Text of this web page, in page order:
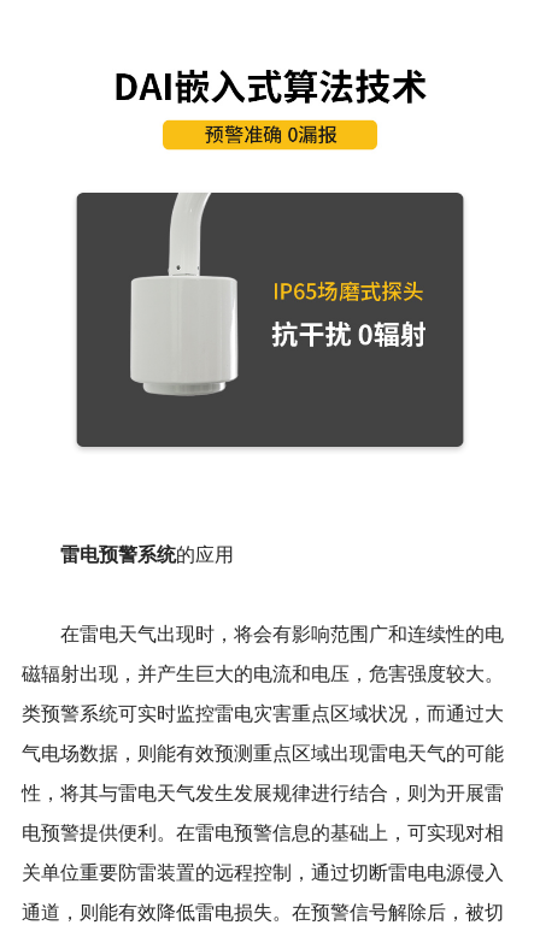
雷电预警系统的应用
在雷电天气出现时，将会有影响范围广和连续性的电
磁辐射出现，并产生巨大的电流和电压，危害强度较大。
类预警系统可实时监控雷电灾害重点区域状况，而通过大
气电场数据，则能有效预测重点区域出现雷电天气的可能
性，将其与雷电天气发生发展规律进行结合，则为开展雷
电预警提供便利。在雷电预警信息的基础上，可实现对相
关单位重要防雷装置的远程控制，通过切断雷电电源侵入
通道，则能有效降低雷电损失。在预警信号解除后，被切